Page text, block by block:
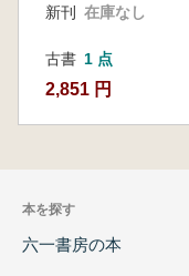
新刊 在庫なし
古書 1 点
2,851 円
本を探す
六一書房の本